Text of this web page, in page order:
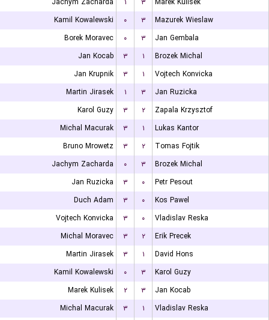
Kamil Kowalewski
۰ ۳
Mazurek Wieslaw
Borek Moravec
۰ ۳
Jan Gembala
Jan Kocab
۳ ۱
Brozek Michal
Jan Krupnik
۳ ۱
Vojtech Konvicka
Martin Jirasek
۱ ۳
Jan Ruzicka
Karol Guzy
۳ ۲
Zapala Krzysztof
Michal Macurak
۳ ۱
Lukas Kantor
Bruno Mrowetz
۳ ۲
Tomas Fojtik
Jachym Zacharda
۰ ۳
Brozek Michal
Jan Ruzicka
۳ ۰
Petr Pesout
Duch Adam
۳ ۰
Kos Pawel
Vojtech Konvicka
۳ ۰
Vladislav Reska
Michal Moravec
۳ ۲
Erik Precek
Martin Jirasek
۳ ۱
David Hons
Kamil Kowalewski
۰ ۳
Karol Guzy
Marek Kulisek
۲ ۳
Jan Kocab
Michal Macurak
۳ ۱
Vladislav Reska